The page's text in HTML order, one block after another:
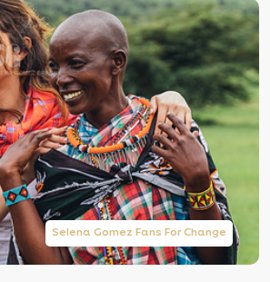
Selena Gomez Fans For Change